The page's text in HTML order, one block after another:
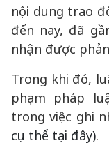
được gửi đến
trên bao bì
Nam là có
Để rõ hơn lí do
nhãn không
cảnh báo và